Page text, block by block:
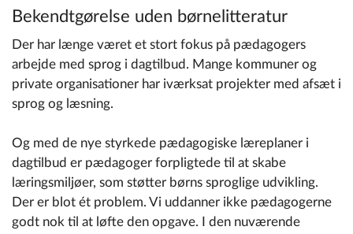
Bekendtgørelse uden børnelitteratur
Der har længe været et stort fokus på pædagogers
arbejde med sprog i dagtilbud. Mange kommuner og
private organisationer har iværksat projekter med afsæt i
sprog og læsning.
Og med de nye styrkede pædagogiske læreplaner i
dagtilbud er pædagoger forpligtede til at skabe
læringsmiljøer, som støtter børns sproglige udvikling.
Der er blot ét problem. Vi uddanner ikke pædagogerne
godt nok til at løfte den opgave. I den nuværende